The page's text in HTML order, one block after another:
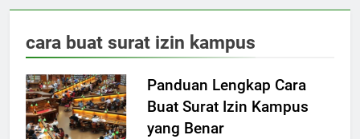
cara buat surat izin kampus
Panduan Lengkap Cara
Buat Surat Izin Kampus
yang Benar